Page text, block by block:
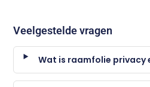
Veelgestelde vragen
Wat is raamfolie privacy